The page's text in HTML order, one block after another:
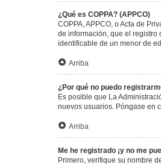
¿Qué es COPPA? (APPCO)
COPPA, APPCO, o Acta de
de información, que el registro
identificable de un menor de
Arriba
¿Por qué no puedo
Es posible que La
nuevos usuarios. Póngase en
Arriba
Me he registrado ¡y no me
Primero, verifique su nombre